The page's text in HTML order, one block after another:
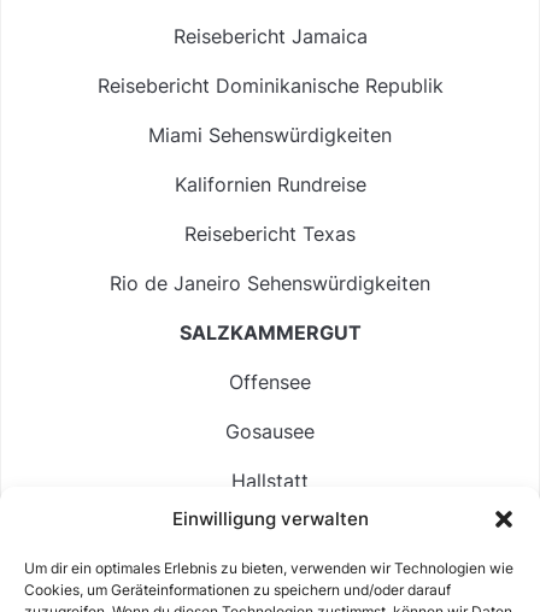
Einwilligung verwalten
Um dir ein optimales Erlebnis zu bieten, verwenden wir Technologien wie
Cookies, um Geräteinformationen zu speichern und/oder darauf
Reisebericht Jamaica
Reisebericht Dominikanische Republik
Miami Sehenswürdigkeiten
Kalifornien Rundreise
Reisebericht Texas
Rio de Janeiro Sehenswürdigkeiten
SALZKAMMERGUT
Offensee
Gosausee
Hallstatt
Langbathsee
Altausseer See